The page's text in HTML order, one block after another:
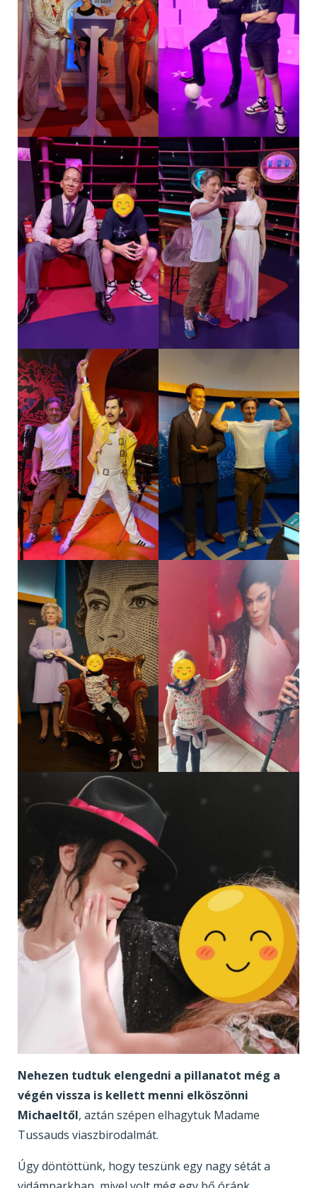
Nehezen tudtuk elengedni a pillanatot még a
végén vissza is kellett menni elköszönni
Michaeltől, aztán szépen elhagytuk Madame
Tussauds viaszbirodalmát.
Úgy döntöttünk, hogy teszünk egy nagy sétát a